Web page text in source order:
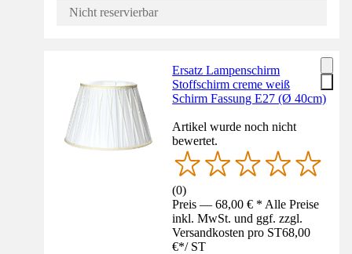
Nicht reservierbar
Ersatz Lampenschirm
Stoffschirm creme weiß
Schirm Fassung E27 (Ø 40cm)
Artikel wurde noch nicht
bewertet.
(0)
Preis — 68,00 € * Alle Preise
inkl. MwSt. und ggf. zzgl.
Versandkosten pro ST68,00
€*/ ST